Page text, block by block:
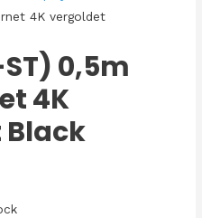
4K vergoldet
0,5m
4K